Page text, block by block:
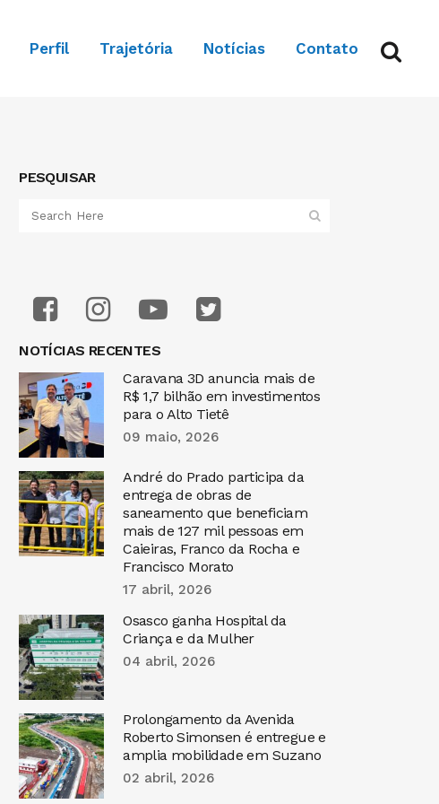
Perfil Trajetória Notícias Contato
PESQUISAR
NOTÍCIAS RECENTES
Caravana 3D anuncia mais de
R$ 1,7 bilhão em investimentos
para o Alto Tietê
09 maio, 2026
André do Prado participa da
entrega de obras de
saneamento que beneficiam
mais de 127 mil pessoas em
Caieiras, Franco da Rocha e
Francisco Morato
17 abril, 2026
Osasco ganha Hospital da
Criança e da Mulher
04 abril, 2026
Prolongamento da Avenida
Roberto Simonsen é entregue e
amplia mobilidade em Suzano
02 abril, 2026